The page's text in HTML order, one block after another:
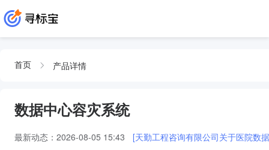
首页 产品详情
数据中心容灾系统
最新动态： 2026-08-05 15:43 [天勤工程咨询有限公司关于医院数